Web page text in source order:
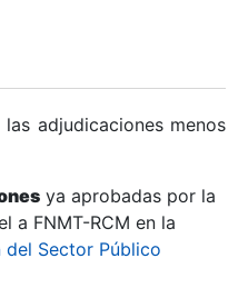
adjudicaciones menos
ya aprobadas por la
a FNMT-RCM en la
Sector Público